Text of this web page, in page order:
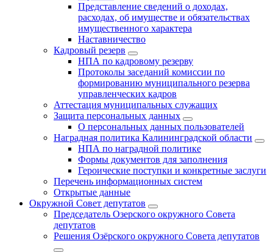
Представление сведений о доходах,
расходах, об имуществе и обязательствах
имущественного характера
Наставничество
Кадровый резерв
НПА по кадровому резерву
Протоколы заседаний комиссии по
формированию муниципального резерва
управленческих кадров
Аттестация муниципальных служащих
Защита персональных данных
О персональных данных пользователей
Наградная политика Калининградской области
НПА по наградной политике
Формы документов для заполнения
Героические поступки и конкретные заслуги
Перечень информационных систем
Открытые данные
Окружной Совет депутатов
Председатель Озерского окружного Совета
депутатов
Решения Озёрского окружного Совета депутатов